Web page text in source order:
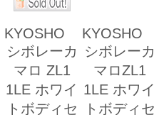
KYOSHO
シボレーカ
マロ ZL1
1LE ホワイ
トボディセ
KYOSHO
シボレーカ
マロZL1
1LE ホワイ
トボディセ